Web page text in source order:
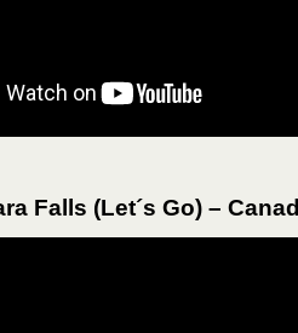
Falls (Let´s Go) –